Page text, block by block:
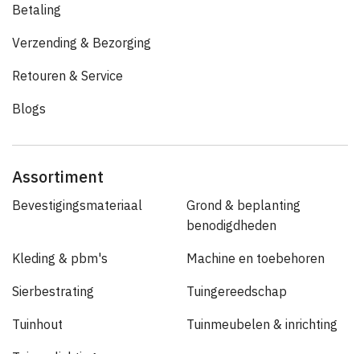
Betaling
Verzending & Bezorging
Retouren & Service
Blogs
Assortiment
Bevestigingsmateriaal
Grond & beplanting
benodigdheden
Kleding & pbm's Machine en toebehoren
Sierbestrating Tuingereedschap
Tuinhout Tuinmeubelen & inrichting